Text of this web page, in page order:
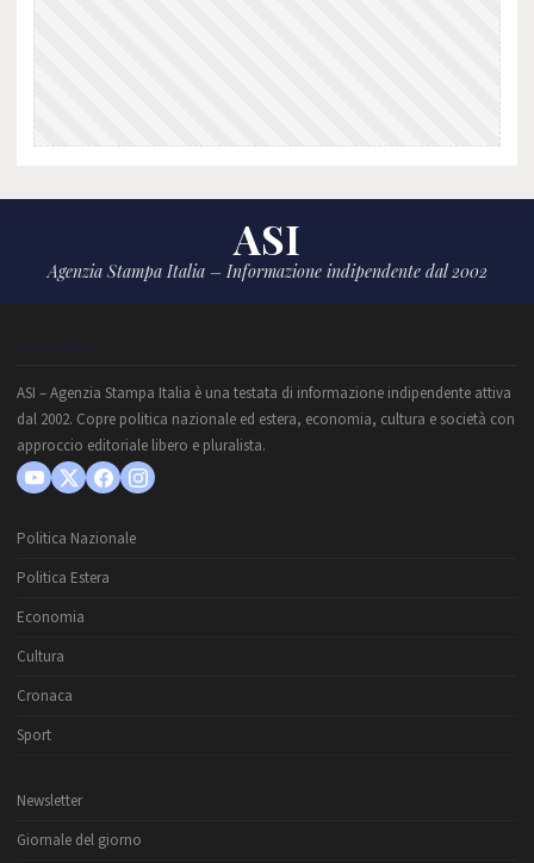
ASI
Agenzia Stampa Italia – Informazione indipendente dal 2002
CHI SIAMO
ASI – Agenzia Stampa Italia è una testata di informazione indipendente attiva
dal 2002. Copre politica nazionale ed estera, economia, cultura e società con
approccio editoriale libero e pluralista.
Politica Nazionale
Politica Estera
Economia
Cultura
Cronaca
Sport
Newsletter
Giornale del giorno